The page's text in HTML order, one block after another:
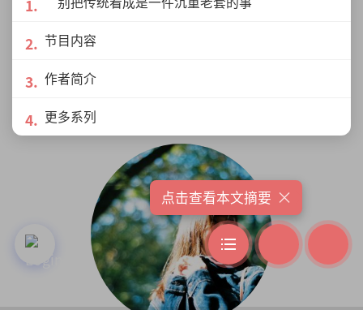
节目内容
作者简介
更多系列
点击查看本文摘要 ×